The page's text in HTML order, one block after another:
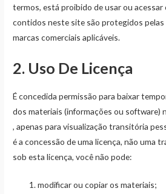
termos, está proibido de usar ou
contidos neste site são protegidos
marcas comerciais aplicáveis.
2. Uso De Licença
É concedida permissão para baixar
dos materiais (informações ou software)
, apenas para visualização transitória
é a concessão de uma licença, não uma
sob esta licença, você não pode:
modificar ou copiar os materiais;